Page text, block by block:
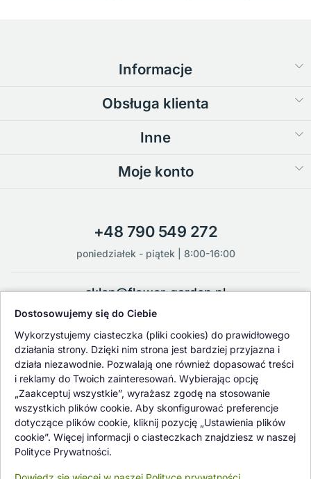
Informacje
Obsługa klienta
Inne
Moje konto
+48 790 549 272
poniedziałek - piątek | 8:00-16:00
sklep@flower-garden.pl
Oferowane przez nas rośliny i nasiona podlegają regularnej ścisłej
kontroli jakości oraz kontroli zdrowotnej przeprowadzanej przez
wykwalifikowane osoby z Państwowej Inspekcji Ochrony Roślin i
Nasiennictwa.
Dostosowujemy się do Ciebie
Wykorzystujemy ciasteczka (pliki cookies) do prawidłowego
działania strony. Dzięki nim strona jest bardziej przyjazna i
działa niezawodnie. Pozwalają one również dopasować treści
i reklamy do Twoich zainteresowań. Wybierając opcję
„Zaakceptuj wszystkie”, wyrażasz zgodę na stosowanie
wszystkich plików cookie. Aby skonfigurować preferencje
dotyczące plików cookie, kliknij pozycję „Ustawienia plików
cookie”. Więcej informacji o ciasteczkach znajdziesz w naszej
Polityce Prywatności.